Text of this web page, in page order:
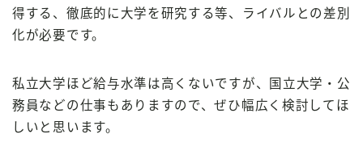
得する、徹底的に大学を研究する等、ライバルとの差別
化が必要です。
私立大学ほど給与水準は高くないですが、国立大学・公
務員などの仕事もありますので、ぜひ幅広く検討してほ
しいと思います。